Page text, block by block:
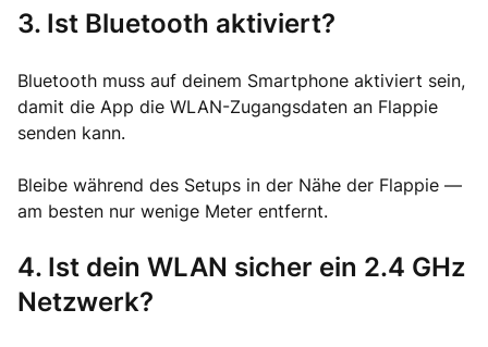
3. Ist Bluetooth aktiviert?
Bluetooth muss auf deinem Smartphone aktiviert sein,
damit die App die WLAN-Zugangsdaten an Flappie
senden kann.
Bleibe während des Setups in der Nähe der Flappie —
am besten nur wenige Meter entfernt.
4. Ist dein WLAN sicher ein 2.4 GHz
Netzwerk?